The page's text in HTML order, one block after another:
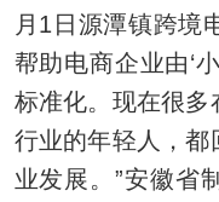
月1日源潭镇跨境
帮助电商企业由‘
标准化。现在很多
行业的年轻人，
业发展。”安徽省